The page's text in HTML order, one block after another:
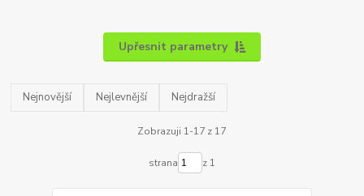
Upřesnit parametry
Nejnovější Nejlevnější Nejdražší
Zobrazuji 1-17 z 17
strana z 1